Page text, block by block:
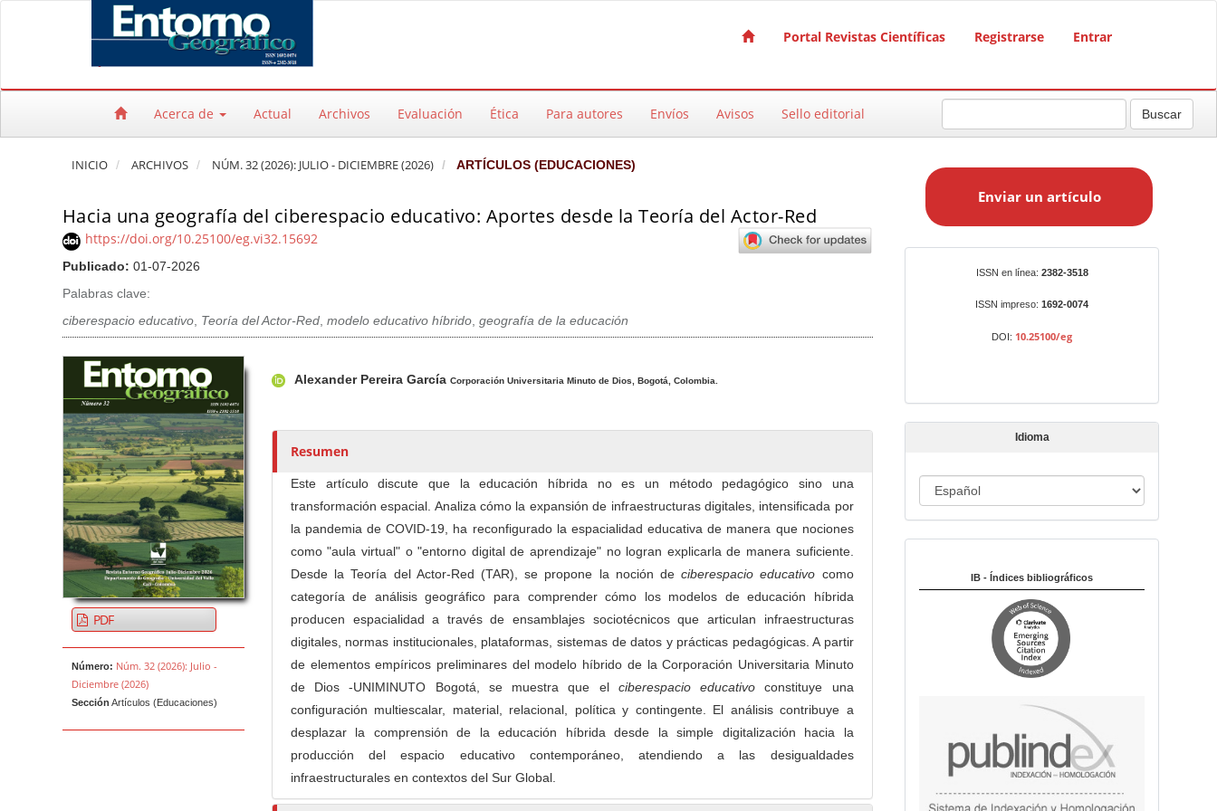
Salto rápido al contenido de la página
Navegación principal
Portal Revistas Científicas Registrarse Entrar
Acerca de Actual Archivos Evaluación Ética Para autores Envíos Avisos Sello editorial Buscar
INICIO ARCHIVOS NÚM. 32 (2026): JULIO - DICIEMBRE (2026) ARTÍCULOS (EDUCACIONES)
Hacia una geografía del ciberespacio educativo: Aportes desde la Teoría del Actor-Red
https://doi.org/10.25100/eg.vi32.15692
Publicado: 01-07-2026
Palabras clave:
ciberespacio educativo, Teoría del Actor-Red, modelo educativo híbrido, geografía de la educación
Barra lateral del artículo
PDF
Número: Núm. 32 (2026): Julio -
Diciembre (2026)
Sección Artículos (Educaciones)
u
o
e
Alexander Pereira García Corporación Universitaria Minuto de Dios, Bogotá, Colombia.
Resumen
Este artículo discute que la educación híbrida no es un método pedagógico sino una
transformación espacial. Analiza cómo la expansión de infraestructuras digitales, intensificada por
la pandemia de COVID-19, ha reconfigurado la espacialidad educativa de manera que nociones
como "aula virtual" o "entorno digital de aprendizaje" no logran explicarla de manera suficiente.
Desde la Teoría del Actor-Red (TAR), se propone la noción deciberespacio educativo como
categoría de análisis geográfico para comprender cómo los modelos de educación híbrida
producen espacialidad a través de ensamblajes sociotécnicos que articulan infraestructuras
digitales, normas institucionales, plataformas, sistemas de datos y prácticas pedagógicas. A partir
de elementos empíricos preliminares del modelo híbrido de la Corporación Universitaria Minuto
de Dios -UNIMINUTO Bogotá, se muestra que el ciberespacio educativo constituye una
configuración multiescalar, material, relacional, política y contingente. El análisis contribuye a
desplazar la comprensión de la educación híbrida desde la simple digitalización hacia la
producción del espacio educativo contemporáneo, atendiendo a las desigualdades
infraestructurales en contextos del Sur Global.
a
c
Enviar un artículo
ISSN en línea: 2382-3518
ISSN impreso: 1692-0074
DOI: 10.25100/eg
Idioma
d
m
a
IB - Índices bibliográficos